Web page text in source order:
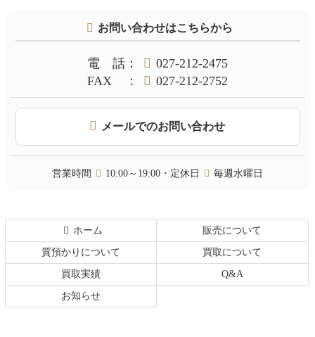
お問い合わせはこちらから
電話 ：
027-212-2475
FAX
： 027-212-2752
メールでのお問い合わせ
営業時間 10:00～19:00・定休日 毎週水曜日
ホーム 販売について
質預かりについて 買取について
買取実績 Q&A
お知らせ